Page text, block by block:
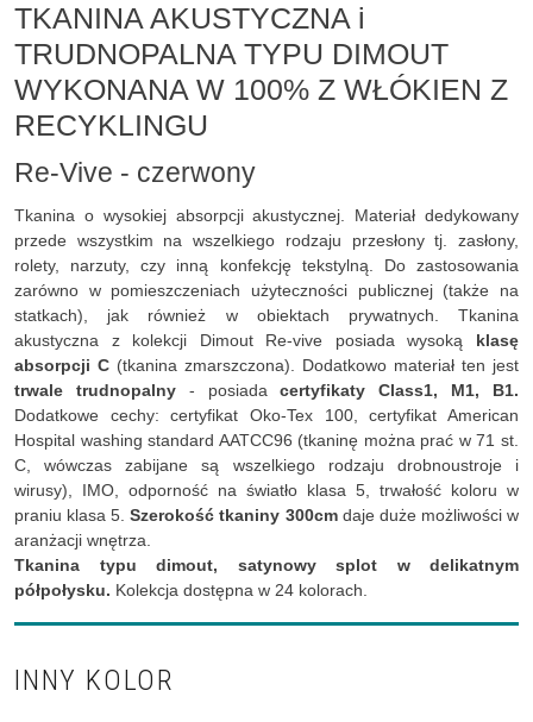
TKANINA AKUSTYCZNA i
TRUDNOPALNA TYPU DIMOUT
WYKONANA W 100% Z WŁÓKIEN Z
RECYKLINGU
Re-Vive - czerwony
Tkanina o wysokiej absorpcji akustycznej. Materiał dedykowany
przede wszystkim na wszelkiego rodzaju przesłony tj. zasłony,
rolety, narzuty, czy inną konfekcję tekstylną. Do zastosowania
zarówno w pomieszczeniach użyteczności publicznej (także na
statkach), jak również w obiektach prywatnych. Tkanina
akustyczna z kolekcji Dimout Re-vive posiada wysoką klasę
absorpcji C (tkanina zmarszczona). Dodatkowo materiał ten jest
trwale trudnopalny- posiadacertyfikaty Class1, M1, B1.
Dodatkowe cechy: certyfikat Oko-Tex 100, certyfikat American
Hospital washing standard AATCC96 (tkaninę można prać w 71 st.
C, wówczas zabijane są wszelkiego rodzaju drobnoustroje i
wirusy), IMO, odporność na światło klasa 5, trwałość koloru w
praniu klasa 5.Szerokość tkaniny 300cmdaje duże możliwości w
aranżacji wnętrza.
Tkanina typu dimout, satynowy splot w delikatnym
półpołysku. Kolekcja dostępna w 24 kolorach.
INNY KOLOR